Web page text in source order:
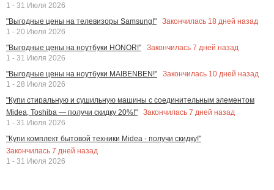
1 - 31 Июля 2026
"Выгодные цены на телевизоры Samsung!"
Закончилась 18 дней назад
1 - 20 Июля 2026
"Выгодные цены на ноутбуки HONOR!"
Закончилась 7 дней назад
1 - 31 Июля 2026
"Выгодные цены на ноутбуки MAIBENBEN!"
Закончилась 10 дней назад
1 - 28 Июля 2026
"Купи стиральную и сушильную машины с соединительным элементом
Midea, Toshiba — получи скидку 20%!"
Закончилась 7 дней назад
1 - 31 Июля 2026
"Купи комплект бытовой техники Midea - получи скидку!"
Закончилась 7 дней назад
1 - 31 Июля 2026